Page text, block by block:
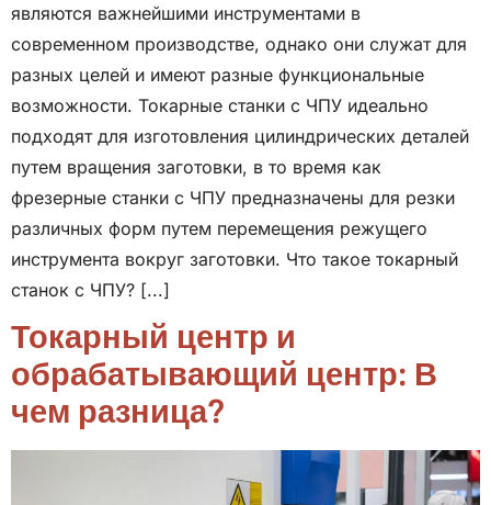
являются важнейшими инструментами в
современном производстве, однако они служат для
разных целей и имеют разные функциональные
возможности. Токарные станки с ЧПУ идеально
подходят для изготовления цилиндрических деталей
путем вращения заготовки, в то время как
фрезерные станки с ЧПУ предназначены для резки
различных форм путем перемещения режущего
инструмента вокруг заготовки. Что такое токарный
станок с ЧПУ? [...]
Токарный центр и
обрабатывающий центр: В
чем разница?